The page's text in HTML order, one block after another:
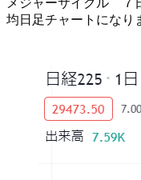
メジャーサイクル ７
均日足チャートになり